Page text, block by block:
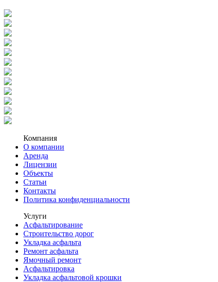
Компания
О компании
Аренда
Лицензии
Объекты
Статьи
Контакты
Политика конфиденциальности
Услуги
Асфальтирование
Строительство дорог
Укладка асфальта
Ремонт асфальта
Ямочный ремонт
Асфальтировка
Укладка асфальтовой крошки